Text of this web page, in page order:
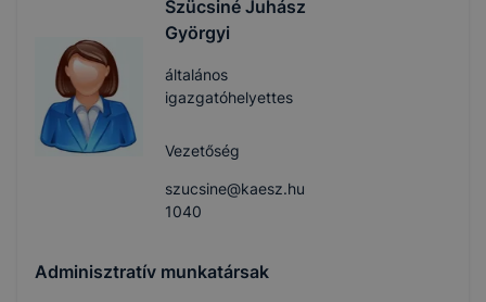
Szücsiné Juhász
Györgyi
általános
igazgatóhelyettes
Vezetőség
szucsine@kaesz.hu
1040
Adminisztratív munkatársak